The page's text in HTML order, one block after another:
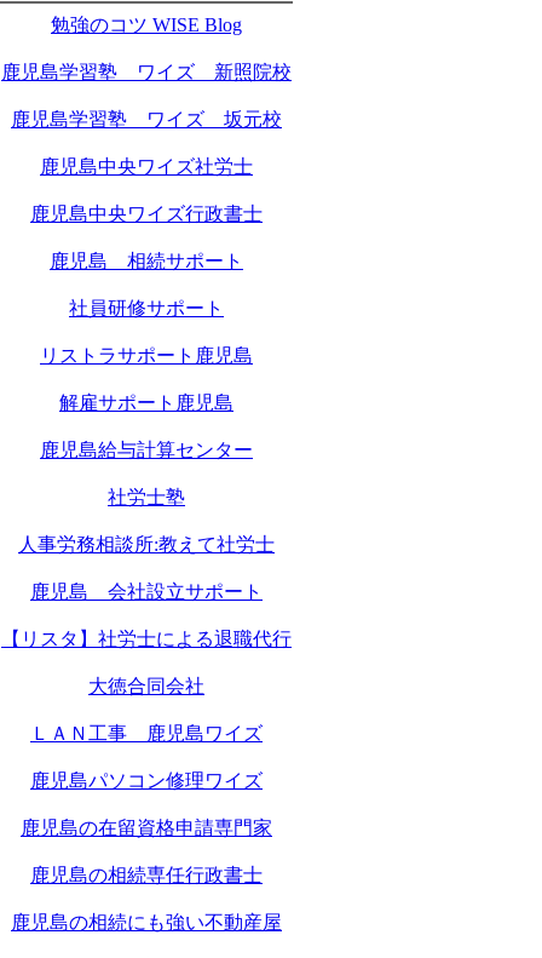
勉強のコツ WISE Blog
鹿児島学習塾 ワイズ 新照院校
鹿児島学習塾 ワイズ 坂元校
鹿児島中央ワイズ社労士
鹿児島中央ワイズ行政書士
鹿児島 相続サポート
社員研修サポート
リストラサポート鹿児島
解雇サポート鹿児島
鹿児島給与計算センター
社労士塾
人事労務相談所:教えて社労士
鹿児島 会社設立サポート
【リスタ】社労士による退職代行
大徳合同会社
ＬＡＮ工事 鹿児島ワイズ
鹿児島パソコン修理ワイズ
鹿児島の在留資格申請専門家
鹿児島の相続専任行政書士
鹿児島の相続にも強い不動産屋